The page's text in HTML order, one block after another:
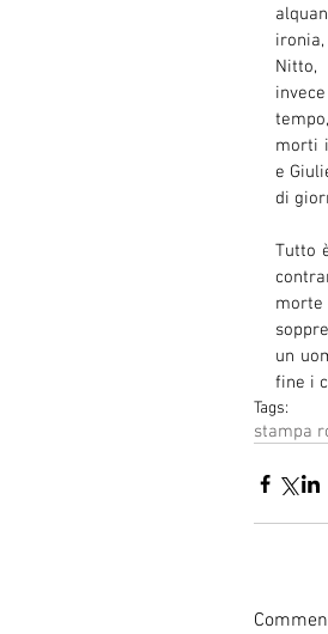
Nitto,
morti
e
di
Tutto
morte
un
fine i
Tags:
stampa